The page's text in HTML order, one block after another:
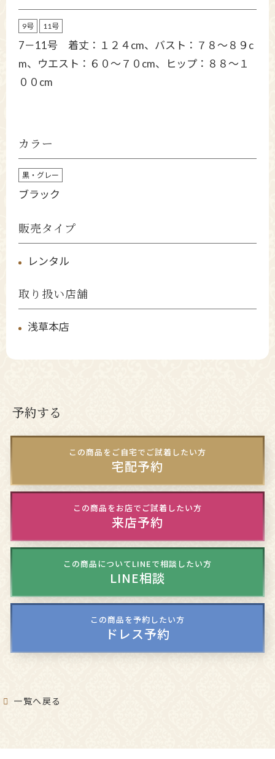
9号 11号
7－11号 着丈：１２４cm、バスト：７８～８９c
m、ウエスト：６０～７０cm、ヒップ：８８～１
００cm
カラー
黒・グレー
ブラック
販売タイプ
レンタル
取り扱い店舗
浅草本店
予約する
この商品をご自宅でご試着したい方
宅配予約
この商品をお店でご試着したい方
来店予約
この商品についてLINEで相談したい方
LINE相談
この商品を予約したい方
ドレス予約
一覧へ戻る